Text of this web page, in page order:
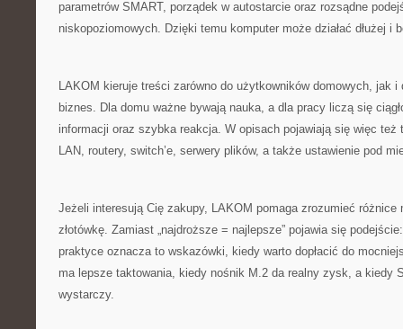
parametrów SMART, porządek w autostarcie oraz rozsądne
niskopoziomowych. Dzięki temu komputer może działać dłużej i
LAKOM kieruje treści zarówno do użytkowników domowych, jak i
biznes. Dla domu ważne bywają nauka, a dla pracy liczą się
informacji oraz szybka reakcja. W opisach pojawiają się więc też
LAN, routery, switch’e, serwery plików, a także ustawienie pod
Jeżeli interesują Cię zakupy, LAKOM pomaga zrozumieć różnice
złotówkę. Zamiast „najdroższe = najlepsze” pojawia się
praktyce oznacza to wskazówki, kiedy warto dopłacić do
ma lepsze taktowania, kiedy nośnik M.2 da realny zysk, a kiedy
wystarczy.